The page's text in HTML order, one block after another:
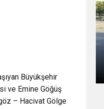
Büyükşehir
ve Emine Göğüş
– Hacivat Gölge